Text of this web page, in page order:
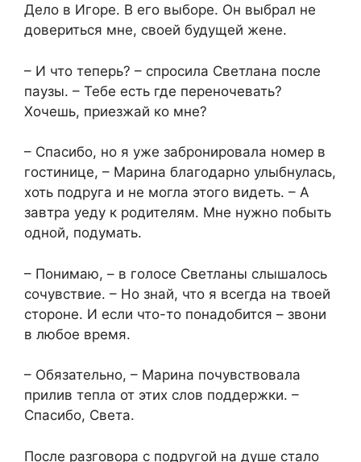
Дело в Игоре. В его выборе. Он выбрал не
довериться мне, своей будущей жене.
– И что теперь? – спросила Светлана после
паузы. – Тебе есть где переночевать?
Хочешь, приезжай ко мне?
– Спасибо, но я уже забронировала номер в
гостинице, – Марина благодарно улыбнулась,
хоть подруга и не могла этого видеть. – А
завтра уеду к родителям. Мне нужно побыть
одной, подумать.
– Понимаю, – в голосе Светланы слышалось
сочувствие. – Но знай, что я всегда на твоей
стороне. И если что-то понадобится – звони
в любое время.
– Обязательно, – Марина почувствовала
прилив тепла от этих слов поддержки. –
Спасибо, Света.
После разговора с подругой на душе стало